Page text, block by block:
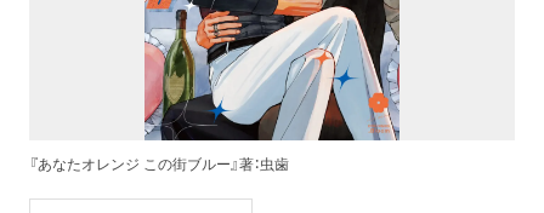
『あなたオレンジ この街ブルー』著：虫歯